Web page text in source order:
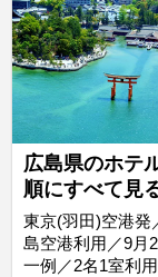
広島県のホテ
順にすべて見
東京(羽田)空港発
島空港利用／9月
一例／2名1室利